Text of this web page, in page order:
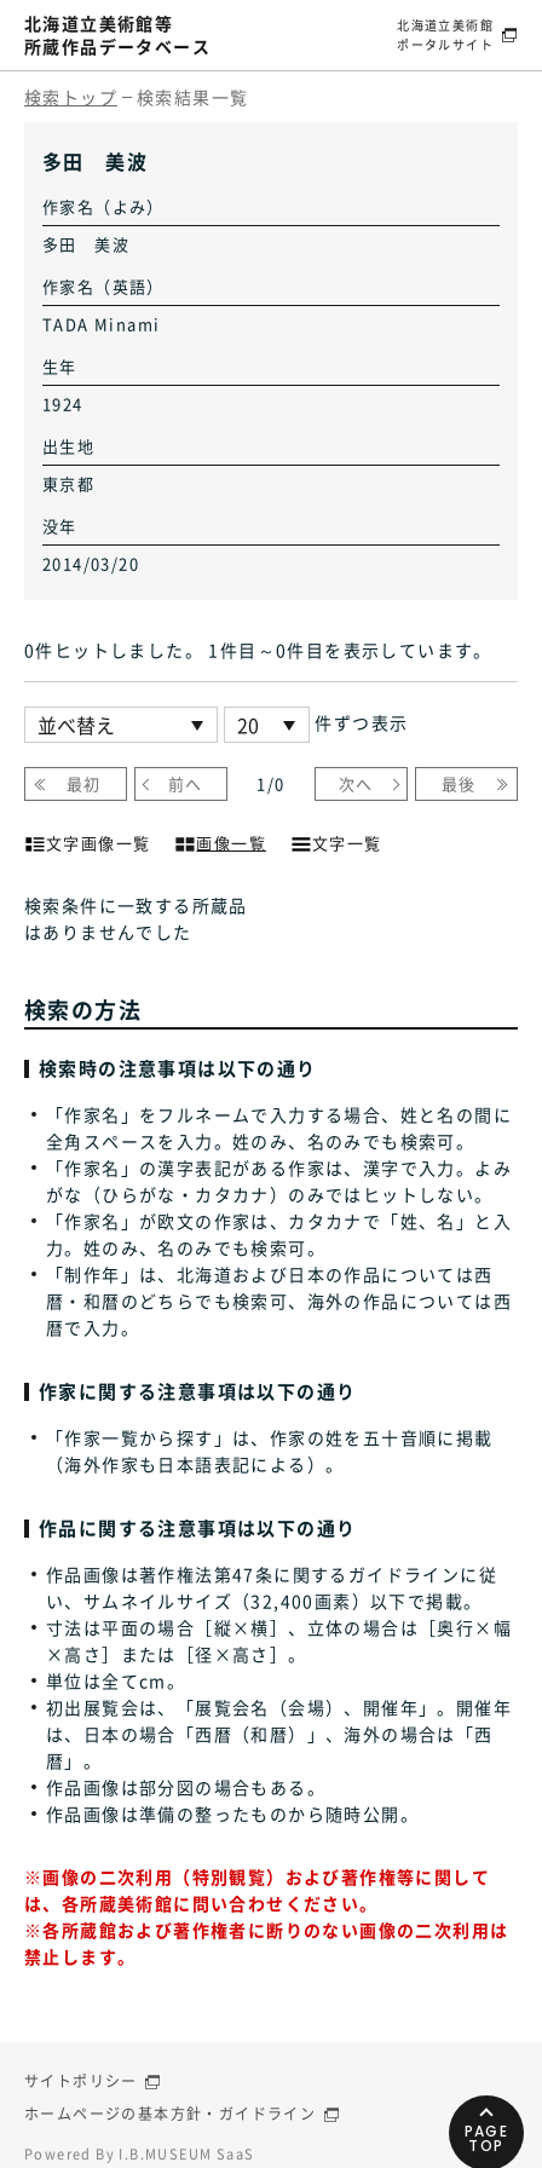
北海道立美術館等
所蔵作品データベース
北海道立美術館
ポータルサイト
検索トップ 検索結果一覧
多田 美波
作家名（よみ）
多田 美波
作家名（英語）
TADA Minami
生年
1924
出生地
東京都
没年
2014/03/20
0件ヒット しました。 1件目～0件目 を表示しています。
件ずつ表示
最初 前へ 1 /0 次へ 最後
文字画像一覧 画像一覧 文字一覧
検索条件に一致する所蔵品
はありませんでした
検索の方法
検索時の注意事項は以下の通り
「作家名」をフルネームで入力する場合、姓と名の間に
全角スペースを入力。姓のみ、名のみでも検索可。
「作家名」の漢字表記がある作家は、漢字で入力。よみ
がな（ひらがな・カタカナ）のみではヒットしない。
「作家名」が欧文の作家は、カタカナで「姓、名」と入
力。姓のみ、名のみでも検索可。
「制作年」は、北海道および日本の作品については西
暦・和暦のどちらでも検索可、海外の作品については西
暦で入力。
作家に関する注意事項は以下の通り
「作家一覧から探す」は、作家の姓を五十音順に掲載
（海外作家も日本語表記による）。
作品に関する注意事項は以下の通り
作品画像は著作権法第47条に関するガイドラインに従
い、サムネイルサイズ（32,400画素）以下で掲載。
寸法は平面の場合［縦×横］、立体の場合は［奥行×幅
×高さ］または［径×高さ］。
単位は全てcm。
初出展覧会は、「展覧会名（会場）、開催年」。開催年
は、日本の場合「西暦（和暦）」、海外の場合は「西
暦」。
作品画像は部分図の場合もある。
作品画像は準備の整ったものから随時公開。
※画像の二次利用（特別観覧）および著作権等に関して
は、各所蔵美術館に問い合わせください。
※各所蔵館および著作権者に断りのない画像の二次利用は
禁止します。
Powered By I.B.MUSEUM SaaS
サイトポリシー
ホームページの基本方針・ガイドライン
PAGE
TOP